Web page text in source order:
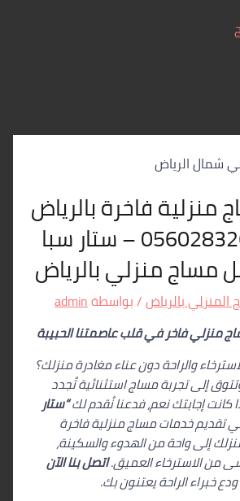
فاخرة بالرياض
اتصل بنا 0560283267 – ستار سبا
مساج منزلي بالرياض
المنزلي بالرياض/ بواسطةadmin
منزلي فاخر في قلب عاصمتنا الحبيبة
والراحة دون عناء مغادرة منزلك؟
إلى تجربة مساج استثنائية تُجدد
إجابتك نعم، فدعنا نُقدم لك“ستار
في تقديم خدمات مساج منزلية فاخرة
إلى واحة من الهدوء والسكينة،
من الاسترخاء العميق.اتصل بنا الآن
ودع خبراء الراحة يعتنون بك.